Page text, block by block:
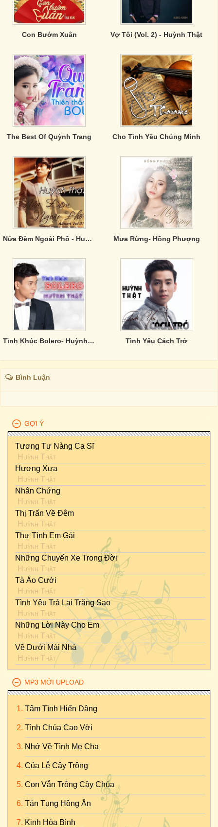
Con Bướm Xuân Vợ Tôi (Vol. 2) - Huỳnh Thật
The Best Of Quỳnh Trang Cho Tình Yêu Chúng Mình
Nửa Đêm Ngoài Phố - Huỳnh Thật Mưa Rừng- Hồng Phượng
Tình Khúc Bolero- Huỳnh Thật Tình Yêu Cách Trở
Bình Luận
GỢI Ý
Tương Tư Nàng Ca Sĩ
Huỳnh Thật
Hương Xưa
Huỳnh Thật
Nhân Chứng
Huỳnh Thật
Thị Trấn Về Đêm
Huỳnh Thật
Thư Tình Em Gái
Huỳnh Thật
Những Chuyến Xe Trong Đời
Huỳnh Thật
Tà Áo Cưới
Huỳnh Thật
Tình Yêu Trả Lại Trăng Sao
Huỳnh Thật
Những Lời Này Cho Em
Huỳnh Thật
Về Dưới Mái Nhà
Huỳnh Thật
MP3 MỚI UPLOAD
Tâm Tình Hiến Dâng
Tình Chúa Cao Vời
Nhớ Về Tình Mẹ Cha
Của Lễ Cậy Trông
Con Vẫn Trông Cậy Chúa
Tán Tụng Hồng Ân
Kinh Hòa Bình